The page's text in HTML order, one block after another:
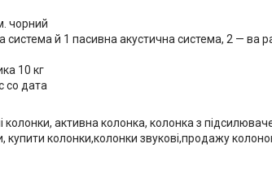
чорний
система й 1 пасивна акустична система, 2 — ва
10 кг
co дата
активна колонка, колонка з
купити колонки,колонки звукові,продажу